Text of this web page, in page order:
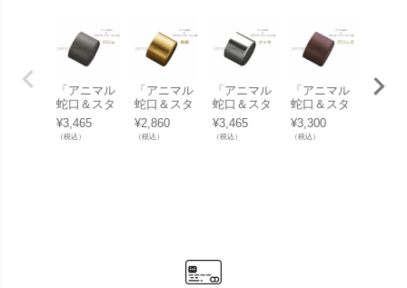
「アニマル
蛇口＆スタ
ンダード蛇
口 専用 泡
沫アダプタ
¥3,465
（税込）
「アニマル
蛇口＆スタ
ンダード蛇
口 専用 泡
沫アダプタ
¥2,860
（税込）
「アニマル
蛇口＆スタ
ンダード蛇
口 専用 泡
沫アダプタ
¥3,465
（税込）
「アニマル
蛇口＆スタ
ンダード蛇
口 専用 泡
沫アダプタ
¥3,300
（税込）
「ア